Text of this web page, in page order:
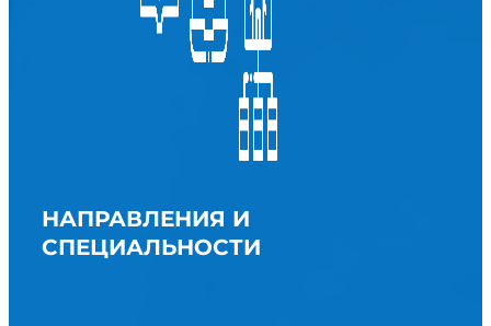
НАПРАВЛЕНИЯ И
СПЕЦИАЛЬНОСТИ